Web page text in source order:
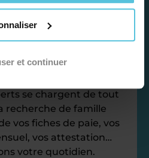
et continuer
se chargent de tout
recherche de famille
vos fiches de paie, vos
vos attestation…
votre quotidien.